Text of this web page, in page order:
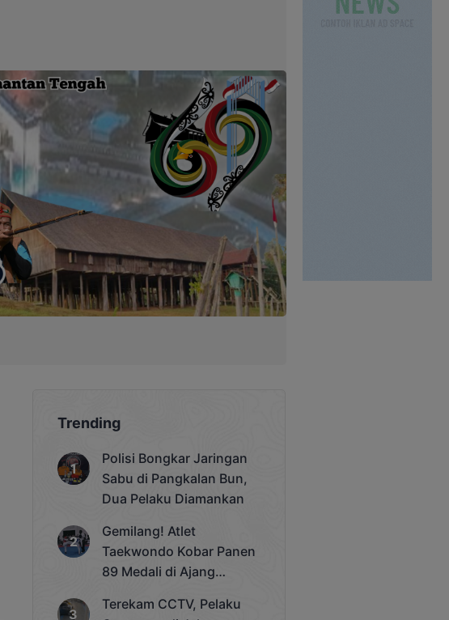
Trending
Polisi Bongkar Jaringan
Sabu di Pangkalan Bun,
Dua Pelaku Diamankan
Gemilang! Atlet
Taekwondo Kobar Panen
89 Medali di Ajang
Cup 2025
Terekam CCTV, Pelaku